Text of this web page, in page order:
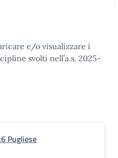
e/o visualizzare i
svolti nell’a.s. 2025-
Pugliese